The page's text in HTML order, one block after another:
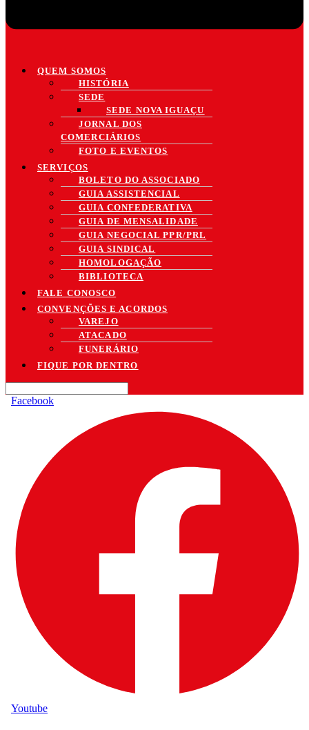
QUEM SOMOS
HISTÓRIA
SEDE
SEDE NOVA IGUAÇU
JORNAL DOS
COMERCIÁRIOS
FOTO E EVENTOS
SERVIÇOS
BOLETO DO ASSOCIADO
GUIA ASSISTENCIAL
GUIA CONFEDERATIVA
GUIA DE MENSALIDADE
GUIA NEGOCIAL PPR/PRL
GUIA SINDICAL
HOMOLOGAÇÃO
BIBLIOTECA
FALE CONOSCO
CONVENÇÕES E ACORDOS
VAREJO
ATACADO
FUNERÁRIO
FIQUE POR DENTRO
Facebook
Youtube